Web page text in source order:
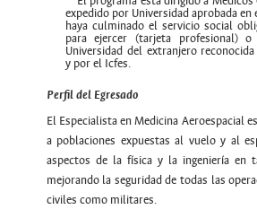
expedido por Universidad aprobada en
haya culminado el servicio social
para ejercer (tarjeta profesional)
Universidad del extranjero
y por el Icfes.
Perfil del Egresado
El Especialista en Medicina Aeroespacial
a poblaciones expuestas al vuelo y al
aspectos de la física y la ingeniería en
mejorando la seguridad de todas las
civiles como militares.